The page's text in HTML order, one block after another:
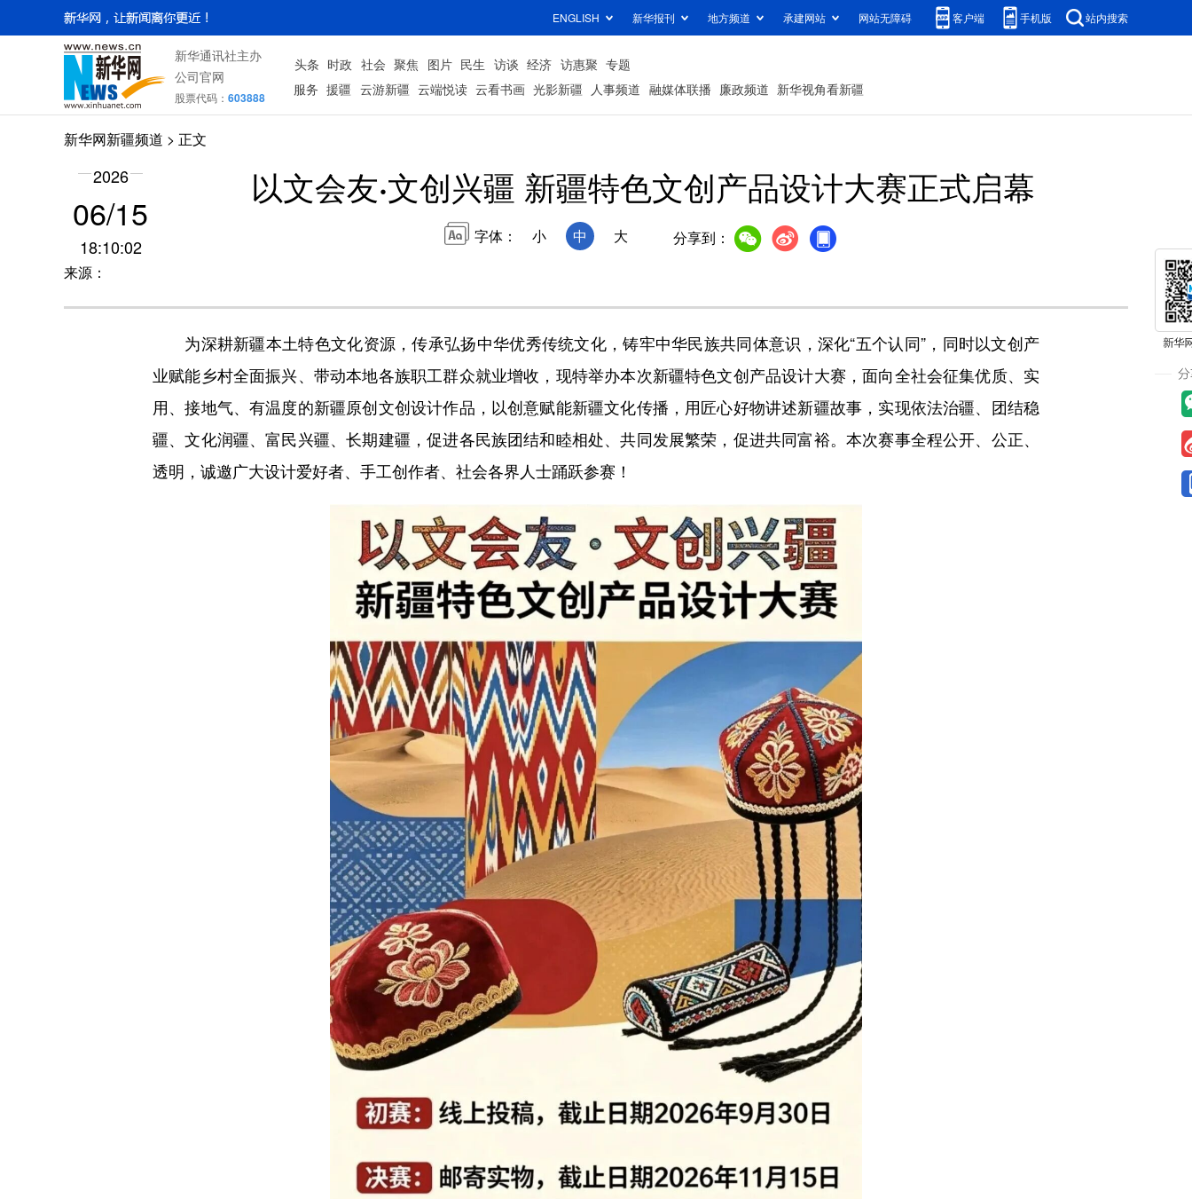
ENGLISH 新华报刊 地方频道 承建网站 网站无障碍 客户端 手机版 站内搜索
新华通讯社主办
公司官网
股票代码： 603888
头条 时政 社会 聚焦 图片 民生 访谈 经济 访惠聚 专题
服务 援疆 云游新疆 云端悦读 云看书画 光影新疆 人事频道 融媒体联播 廉政频道 新华视角看新疆
新华网新疆频道 > 正文
2026
06/15
18:10:02
来源：
以文会友·文创兴疆 新疆特色文创产品设计大赛正式启幕
字体： 小 中 大 分享到：
为深耕新疆本土特色文化资源，传承弘扬中华优秀传统文化，铸牢中华民族共同体意识，深化“五个认同”，同时以文创产
业赋能乡村全面振兴、带动本地各族职工群众就业增收，现特举办本次新疆特色文创产品设计大赛，面向全社会征集优质、实
用、接地气、有温度的新疆原创文创设计作品，以创意赋能新疆文化传播，用匠心好物讲述新疆故事，实现依法治疆、团结稳
疆、文化润疆、富民兴疆、长期建疆，促进各民族团结和睦相处、共同发展繁荣，促进共同富裕。本次赛事全程公开、公正、
透明，诚邀广大设计爱好者、手工创作者、社会各界人士踊跃参赛！